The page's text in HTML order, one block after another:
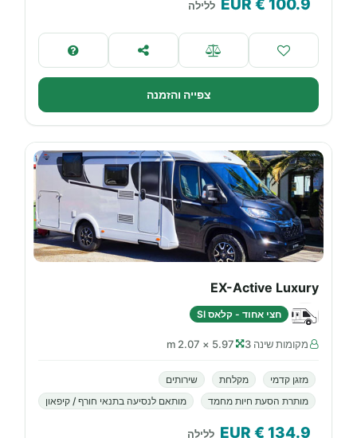
100.9
€ EUR ללילה
צפייה והזמנה
EX-Active Luxury
חצי אחוד - קלאס SI
מקומות שינה 3 5.97 × 2.07 m
מזגן קדמי מקלחת
שירותים
מותרת הסעת חיות מחמד
מותאם לנסיעה בתנאי חורף / קיפאון
134.9
€ EUR ללילה